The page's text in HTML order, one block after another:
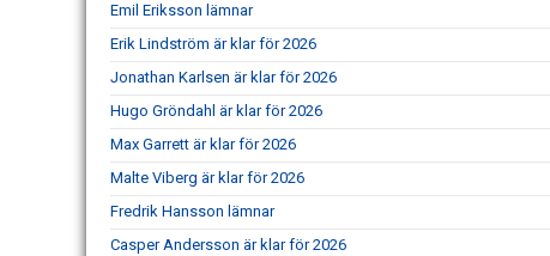
Emil Eriksson lämnar
Erik Lindström är klar för 2026
Jonathan Karlsen är klar för 2026
Hugo Gröndahl är klar för 2026
Max Garrett är klar för 2026
Malte Viberg är klar för 2026
Fredrik Hansson lämnar
Casper Andersson är klar för 2026